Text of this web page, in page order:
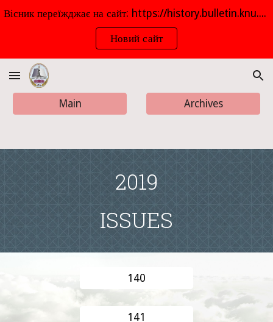
Skip to main content Skip to navigation
Вісник переїжджає на сайт: https://history.bulletin.knu.ua До зустрічі на новому сайті!
Новий сайт
Main Archives
2019
ISSUES
140
141